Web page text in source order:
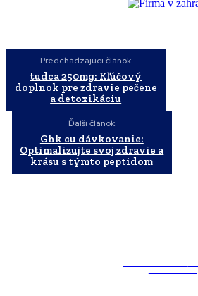
Predchádzajúci článok
tudca 250mg: Kľúčový
doplnok pre zdravie pečene
a detoxikáciu
Ďalší článok
Ghk cu dávkovanie:
Optimalizujte svoj zdravie a
krásu s týmto peptidom
MAGAZÍN